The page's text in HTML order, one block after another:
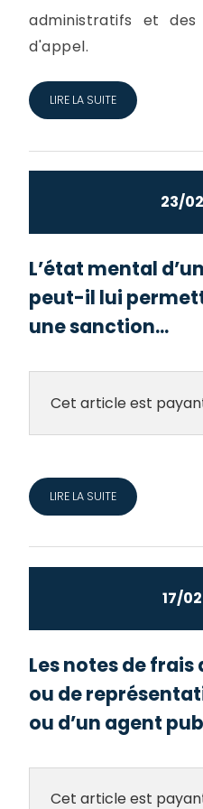
administratifs et des
d'appel.
LIRE LA SUITE
23/
L’état mental
peut-il lui
une sanction...
Cet article est
LIRE LA SUITE
17/
Les notes de
ou de
ou d’un agent
Cet article est